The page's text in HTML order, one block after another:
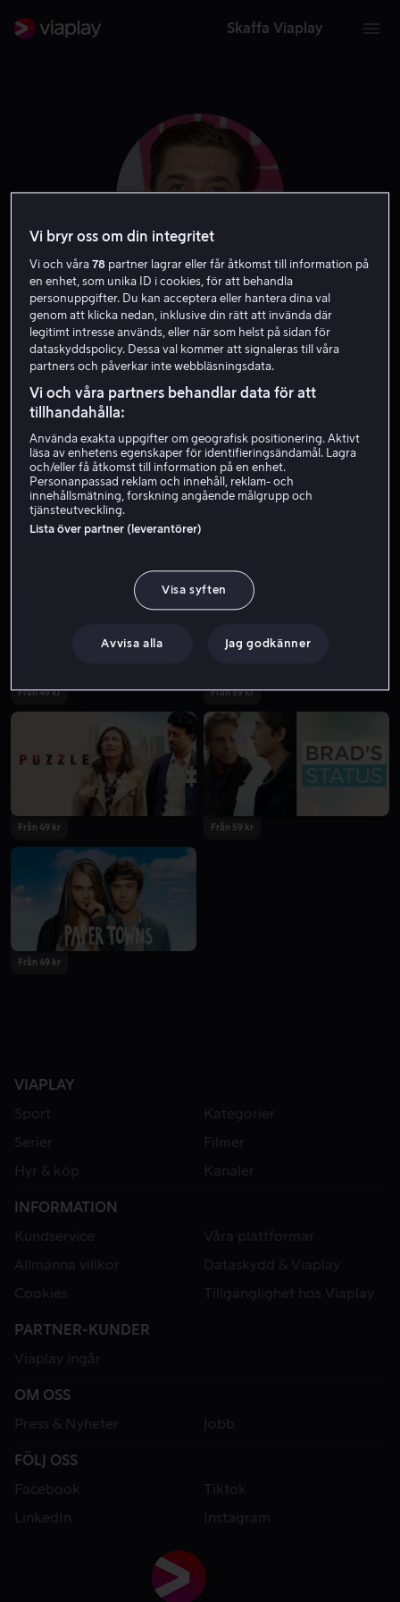
Skaffa Viaplay
Austin Abrams
Skådespelare Gäst
Från 49 kr Från 59 kr
Från 49 kr Från 59 kr
Från 49 kr
VIAPLAY
Sport
Kategorier
Serier
Filmer
Hyr & köp
Kanaler
INFORMATION
Kundservice
Våra plattformar
Allmänna villkor
Dataskydd & Viaplay
Cookies
Tillgänglighet hos Viaplay
PARTNER-KUNDER
Viaplay ingår
OM OSS
Press & Nyheter
Jobb
FÖLJ OSS
Facebook
Tiktok
LinkedIn
Instagram
Vi bryr oss om din integritet
Vi och våra78 partner lagrar eller får åtkomst till information på
en enhet, som unika ID i cookies, för att behandla
personuppgifter. Du kan acceptera eller hantera dina val
genom att klicka nedan, inklusive din rätt att invända där
legitimt intresse används, eller när som helst på sidan för
dataskyddspolicy. Dessa val kommer att signaleras till våra
partners och påverkar inte webbläsningsdata.
Vi och våra partners behandlar data för att
tillhandahålla:
Använda exakta uppgifter om geografisk positionering. Aktivt
läsa av enhetens egenskaper för identifieringsändamål. Lagra
och/eller få åtkomst till information på en enhet.
Personanpassad reklam och innehåll, reklam- och
innehållsmätning, forskning angående målgrupp och
tjänsteutveckling.
Lista över partner (leverantörer)
Visa syften
Avvisa alla Jag godkänner